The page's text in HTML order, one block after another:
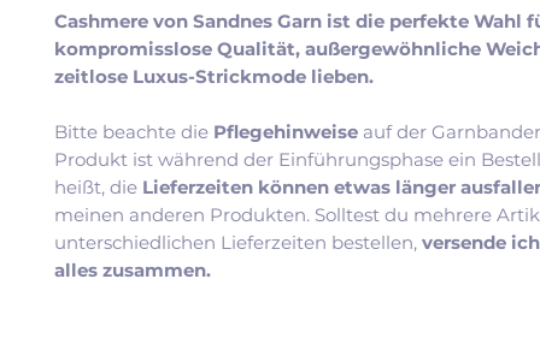
Cashmere von Sandnes Garn ist die perfekte Wahl
kompromisslose Qualität, außergewöhnliche
zeitlose Luxus-Strickmode lieben.
Bitte beachte die Pflegehinweise auf der
Produkt ist während der Einführungsphase ein
heißt, die Lieferzeiten können etwas länger
meinen anderen Produkten. Solltest du mehrere
unterschiedlichen Lieferzeiten bestellen, versende
alles zusammen.